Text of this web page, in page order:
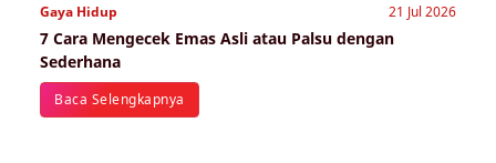
Gaya Hidup 21 Jul 2026
7 Cara Mengecek Emas Asli atau Palsu dengan
Sederhana
Baca Selengkapnya